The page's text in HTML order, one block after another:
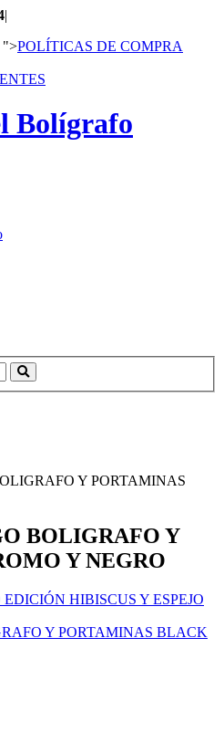
|
">POLÍTICAS DE COMPRA
Y PORTAMINAS
BOLIGRAFO Y
Y NEGRO
HIBISCUS Y ESPEJO
Y PORTAMINAS BLACK